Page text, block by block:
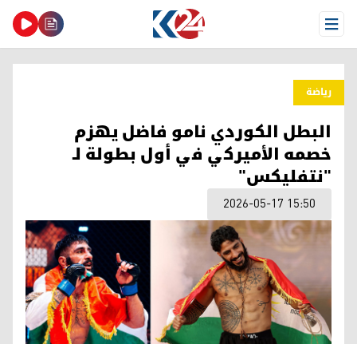
Open Menu
ریاضة
البطل الكوردي نامو فاضل يهزم
خصمه الأميركي في أول بطولة لـ
"نتفليكس"
2026-05-17 15:50